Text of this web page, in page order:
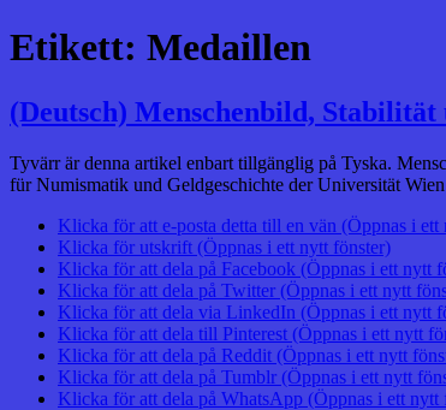
Etikett: Medaillen
(Deutsch) Menschenbild,
Tyvärr är denna artikel enbart tillgänglig på Tyska.
für Numismatik und Geldgeschichte der Universität
Klicka för att e-posta detta till en vän (Öppnas i ett
Klicka för utskrift (Öppnas i ett nytt fönster)
Klicka för att dela på Facebook (Öppnas i ett nytt
Klicka för att dela på Twitter (Öppnas i ett nytt
Klicka för att dela via LinkedIn (Öppnas i ett nytt
Klicka för att dela till Pinterest (Öppnas i ett nytt
Klicka för att dela på Reddit (Öppnas i ett nytt
Klicka för att dela på Tumblr (Öppnas i ett nytt
Klicka för att dela på WhatsApp (Öppnas i ett nytt